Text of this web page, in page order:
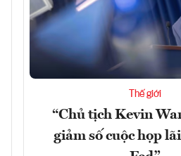
Thế giới
“Chủ tịch Kevin
giảm số cuộc họp